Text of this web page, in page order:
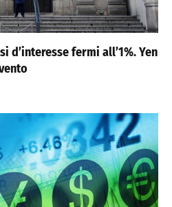
d’interesse fermi all’1%. Yen